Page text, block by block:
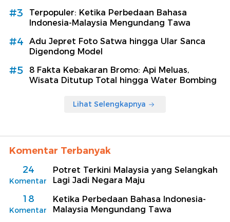
#3
Terpopuler: Ketika Perbedaan Bahasa
Indonesia-Malaysia Mengundang Tawa
#4
Adu Jepret Foto Satwa hingga Ular Sanca
Digendong Model
#5
8 Fakta Kebakaran Bromo: Api Meluas,
Wisata Ditutup Total hingga Water Bombing
Lihat Selengkapnya
Komentar Terbanyak
24
Komentar
Potret Terkini Malaysia yang Selangkah
Lagi Jadi Negara Maju
18
Komentar
Ketika Perbedaan Bahasa Indonesia-
Malaysia Mengundang Tawa